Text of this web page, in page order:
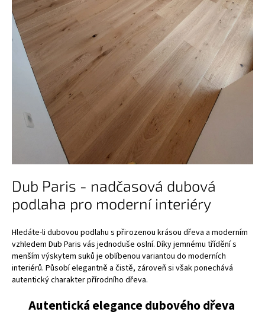
Dub Paris - nadčasová dubová
podlaha pro moderní interiéry
Hledáte-li dubovou podlahu s přirozenou krásou dřeva a moderním
vzhledem Dub Paris vás jednoduše oslní. Díky jemnému třídění s
menším výskytem suků je oblíbenou variantou do moderních
interiérů. Působí elegantně a čistě, zároveň si však ponechává
autentický charakter přírodního dřeva.
Autentická elegance dubového dřeva